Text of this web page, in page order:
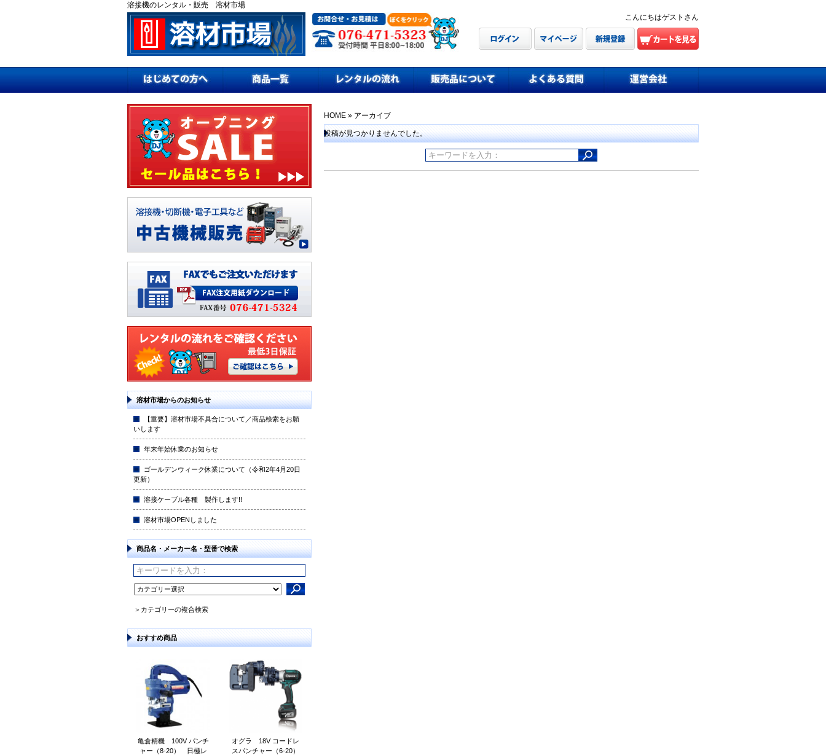
溶接機のレンタル・販売 溶材市場
こんにちはゲストさん
溶材市場からのお知らせ
【重要】溶材市場不具合について／商品検索をお願
いします
年末年始休業のお知らせ
ゴールデンウィーク休業について（令和2年4月20日
更新）
溶接ケーブル各種 製作します!!
溶材市場OPENしました
商品名・メーカー名・型番で検索
＞カテゴリーの複合検索
おすすめ商品
亀倉精機 100V パンチ
ャー（8-20） 日極レ
オグラ 18V コードレ
スパンチャー（6-20）
HOME » アーカイブ
投稿が見つかりませんでした。